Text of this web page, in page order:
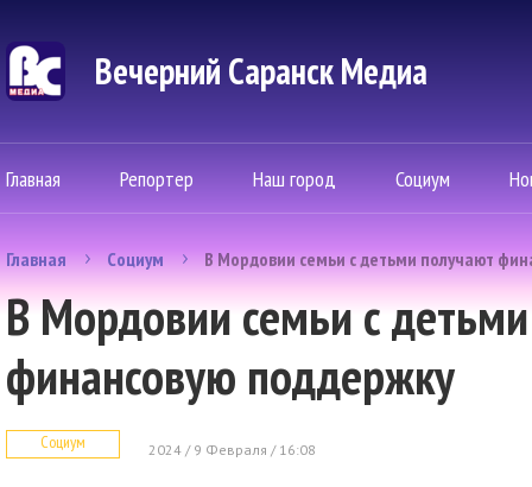
Вечерний Саранск Mедиа
Главная Репортер Наш город Социум
Главная Социум В Мордовии семьи с детьми получают
В Мордовии семьи с
финансовую поддержку
Социум 2024 / 9 Февраля / 16:08